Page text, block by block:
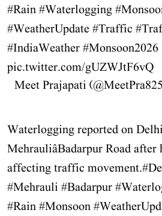
#Rain#Waterlogging
#WeatherUpdate#Traffic
#IndiaWeather#Monsoon2026
pic.twitter.com/gUZWJtF6vQ
Waterlogging reported on
MehrauliâBadarpur Road
affecting traffic movement.
#Mehrauli #Badarpur
#Rain#Monsoon